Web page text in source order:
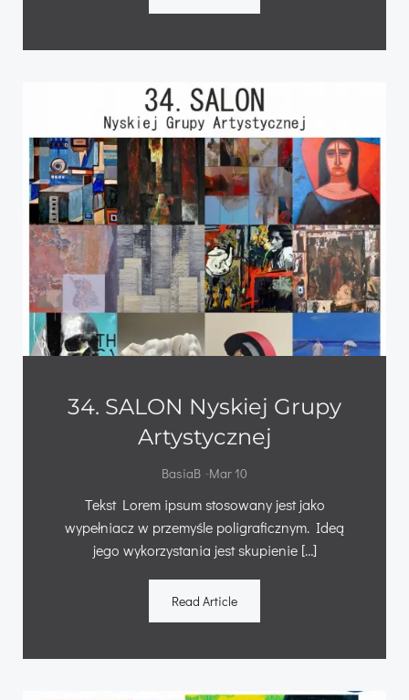
34. SALON Nyskiej Grupy
Artystycznej
BasiaB -Mar 10
Tekst Lorem ipsum stosowany jest jako
wypełniacz w przemyśle poligraficznym. Ideą
jego wykorzystania jest skupienie […]
Read Article